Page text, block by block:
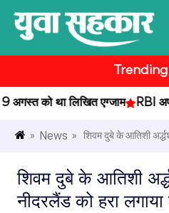
को था लिखित एग्जाम RBI अप्रैल-
» News » शिवम दुबे के आतिशी
शिवम दुबे के आतिशी
नीदरलैंड को हरा